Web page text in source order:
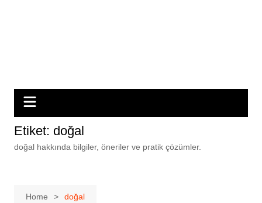
Etiket: doğal
doğal hakkında bilgiler, öneriler ve pratik çözümler.
Home doğal